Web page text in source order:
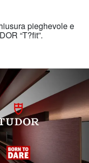
pieghevole e
“T?fit”.